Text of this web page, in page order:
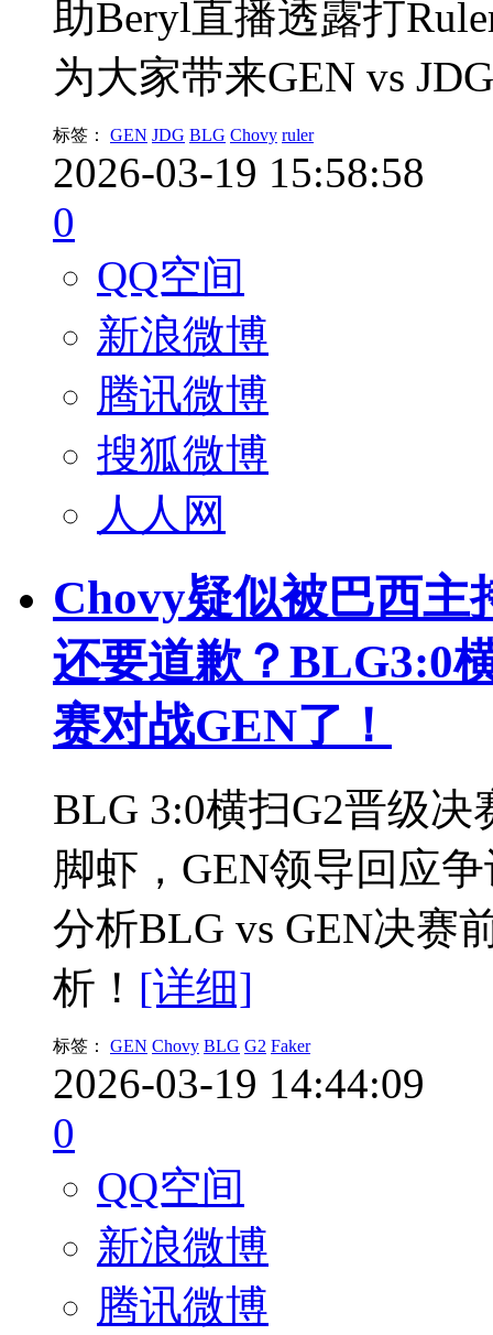
助Beryl直播透露打
为大家带来GEN vs
标签： GEN JDG BLG Chovy ruler
2026-03-19 15:58:58
0
QQ空间
新浪微博
腾讯微博
搜狐微博
人人网
Chovy疑似被巴西
还要道歉？BLG3:0
赛对战GEN了！
BLG 3:0横扫G2晋级
脚虾，GEN领导回应
分析BLG vs GEN决赛
析！ [详细]
标签： GEN Chovy BLG G2 Faker
2026-03-19 14:44:09
0
QQ空间
新浪微博
腾讯微博